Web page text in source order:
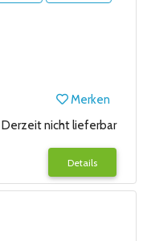
Merken
Derzeit nicht lieferbar
Details